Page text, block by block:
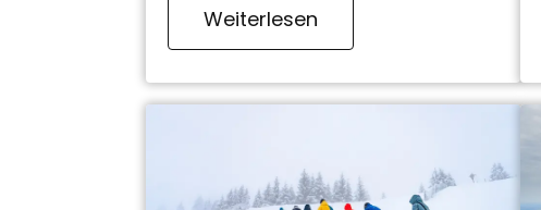
Weiterlesen